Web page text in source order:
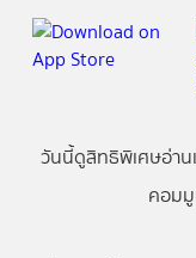
วันนี้ดูสิทธิพิเศษอ่าน
คอม